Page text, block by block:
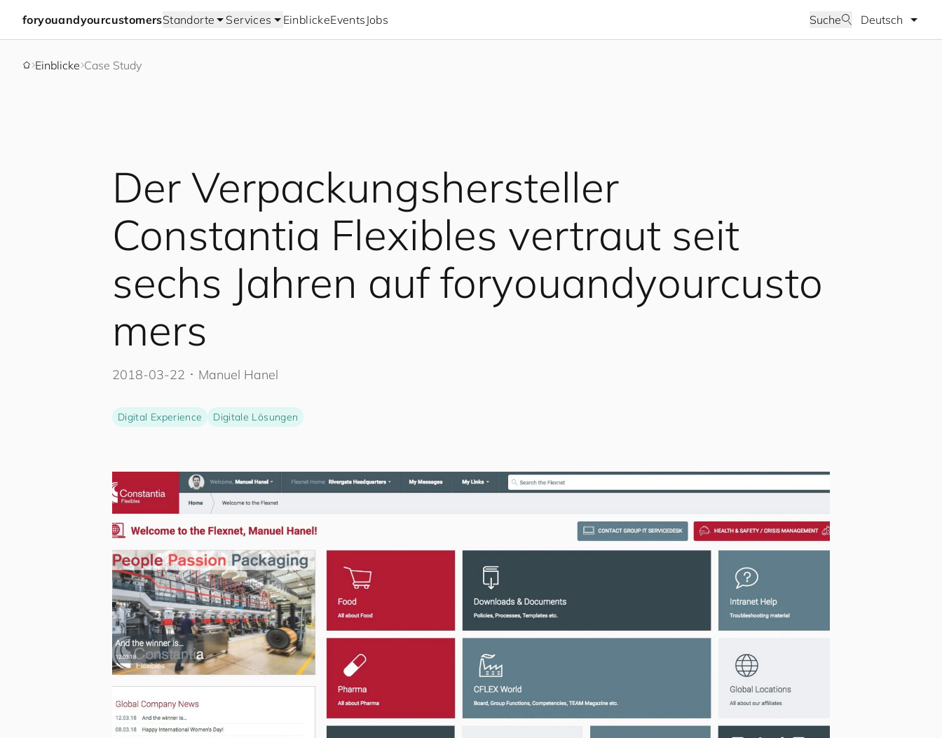
foryouandyourcustomersStandorte Services EinblickeEvents Jobs Suche Sprache wählen
Einblicke Case Study
Der Verpackungshersteller
Constantia Flexibles vertraut seit
sechs Jahren aufforyouandyourcusto
mers
2018-03-22 ･ Manuel Hanel
Digital Experience Digitale Lösungen